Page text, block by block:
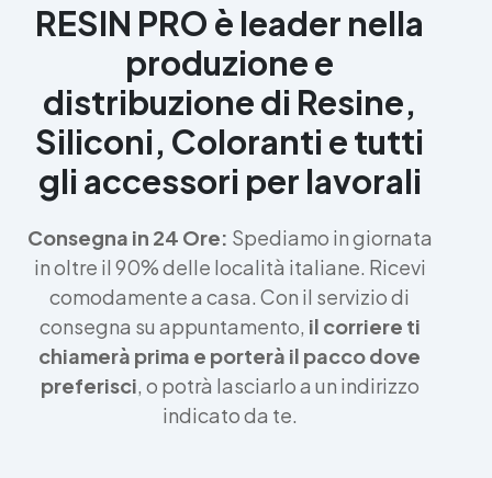
RESIN PRO è leader nella
produzione e
distribuzione di Resine,
Siliconi, Coloranti e tutti
gli accessori per lavorali
Consegna in 24 Ore: Spediamo in giornata
in oltre il 90% delle località italiane. Ricevi
comodamente a casa. Con il servizio di
consegna su appuntamento, il corriere ti
chiamerà prima e porterà il pacco dove
preferisci, o potrà lasciarlo a un indirizzo
indicato da te.